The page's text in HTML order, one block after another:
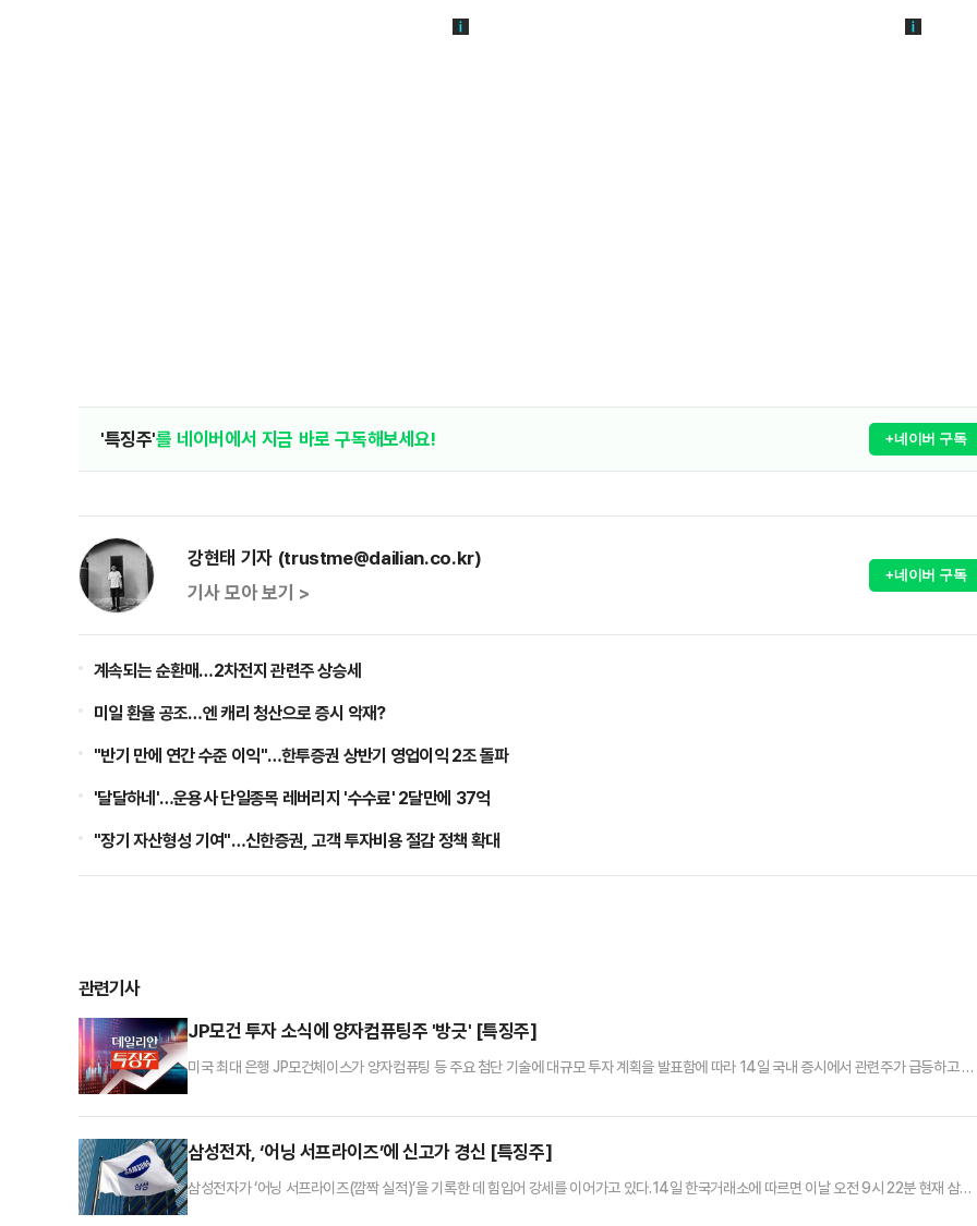
'특징주'를 네이버에서 지금 바로 구독해보세요! +네이버 구독
강현태 기자 (trustme@dailian.co.kr)
기사 모아 보기 >
+네이버 구독
계속되는 순환매…2차전지 관련주 상승세
미일 환율 공조…엔 캐리 청산으로 증시 악재?
"반기 만에 연간 수준 이익"…한투증권 상반기 영업이익 2조 돌파
'달달하네'…운용사 단일종목 레버리지 '수수료' 2달만에 37억
"장기 자산형성 기여"…신한증권, 고객 투자비용 절감 정책 확대
관련기사
JP모건 투자 소식에 양자컴퓨팅주 '방긋' [특징주]
미국 최대 은행 JP모건체이스가 양자컴퓨팅 등 주요 첨단 기술에 대규모 투자 계획을 발표함에 따라 14일 국내 증시에서 관련주가 급등하고 있
1416원까지 오르기도 했다.그밖에 아이씨티케이(6.98%), 케이씨에스(6.40%), 한국첨단소재(5.59%) 등도 우상향하고 있다.앞서 미국 뉴
삼성전자, ‘어닝 서프라이즈’에 신고가 경신 [특징주]
삼성전자가 ‘어닝 서프라이즈(깜짝 실적)’을 기록한 데 힘입어 강세를 이어가고 있다.14일 한국거래소에 따르면 이날 오전 9시 22분 현재 삼성